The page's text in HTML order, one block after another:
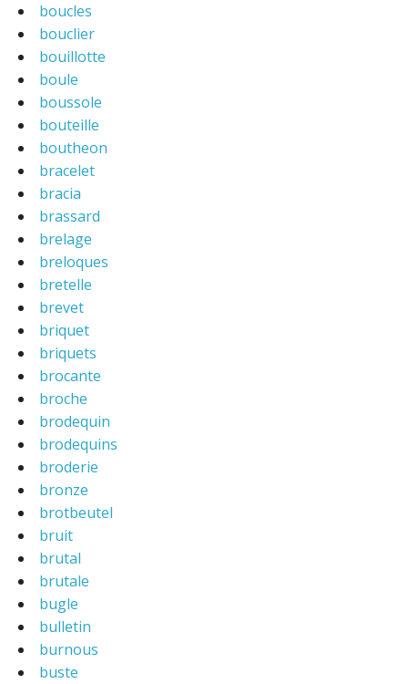
boucles
bouclier
bouillotte
boule
boussole
bouteille
boutheon
bracelet
bracia
brassard
brelage
breloques
bretelle
brevet
briquet
briquets
brocante
broche
brodequin
brodequins
broderie
bronze
brotbeutel
bruit
brutal
brutale
bugle
bulletin
burnous
buste